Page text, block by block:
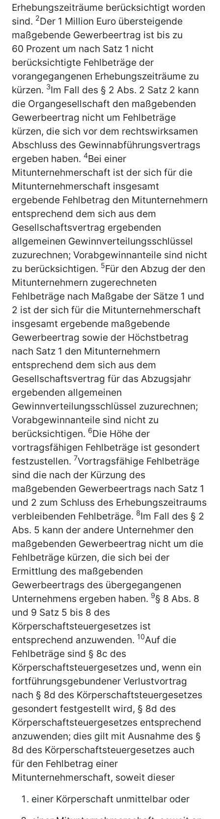
Erhebungszeiträume berücksichtigt worden
sind. 2Der 1 Million Euro übersteigende
maßgebende Gewerbeertrag ist bis zu
60 Prozent um nach Satz 1 nicht
berücksichtigte Fehlbeträge der
vorangegangenen Erhebungszeiträume zu
kürzen. 3Im Fall des § 2 Abs. 2 Satz 2 kann
die Organgesellschaft den maßgebenden
Gewerbeertrag nicht um Fehlbeträge
kürzen, die sich vor dem rechtswirksamen
Abschluss des Gewinnabführungsvertrags
ergeben haben. 4Bei einer
Mitunternehmerschaft ist der sich für die
Mitunternehmerschaft insgesamt
ergebende Fehlbetrag den Mitunternehmern
entsprechend dem sich aus dem
Gesellschaftsvertrag ergebenden
allgemeinen Gewinnverteilungsschlüssel
zuzurechnen; Vorabgewinnanteile sind nicht
zu berücksichtigen. 5Für den Abzug der den
Mitunternehmern zugerechneten
Fehlbeträge nach Maßgabe der Sätze 1 und
2 ist der sich für die Mitunternehmerschaft
insgesamt ergebende maßgebende
Gewerbeertrag sowie der Höchstbetrag
nach Satz 1 den Mitunternehmern
entsprechend dem sich aus dem
Gesellschaftsvertrag für das Abzugsjahr
ergebenden allgemeinen
Gewinnverteilungsschlüssel zuzurechnen;
Vorabgewinnanteile sind nicht zu
berücksichtigen. 6Die Höhe der
vortragsfähigen Fehlbeträge ist gesondert
festzustellen. 7Vortragsfähige Fehlbeträge
sind die nach der Kürzung des
maßgebenden Gewerbeertrags nach Satz 1
und 2 zum Schluss des Erhebungszeitraums
verbleibenden Fehlbeträge. 8Im Fall des § 2
Abs. 5 kann der andere Unternehmer den
maßgebenden Gewerbeertrag nicht um die
Fehlbeträge kürzen, die sich bei der
Ermittlung des maßgebenden
Gewerbeertrags des übergegangenen
Unternehmens ergeben haben. 9§ 8 Abs. 8
und 9 Satz 5 bis 8 des
Körperschaftsteuergesetzes ist
entsprechend anzuwenden. 10Auf die
Fehlbeträge sind § 8c des
Körperschaftsteuergesetzes und, wenn ein
fortführungsgebundener Verlustvortrag
nach § 8d des Körperschaftsteuergesetzes
gesondert festgestellt wird, § 8d des
Körperschaftsteuergesetzes entsprechend
anzuwenden; dies gilt mit Ausnahme des §
8d des Körperschaftsteuergesetzes auch
für den Fehlbetrag einer
Mitunternehmerschaft, soweit dieser
einer Körperschaft unmittelbar oder